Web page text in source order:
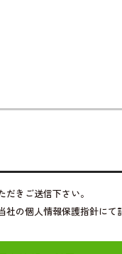
きご送信下さい。
の個人情報保護指針に